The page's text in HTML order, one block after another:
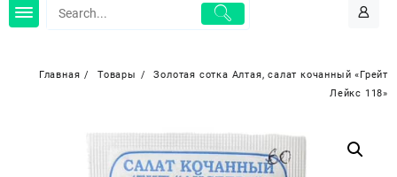
Главная Товары
Золотая сотка Алтая, салат кочанный «Грейт
Лейкс 118»